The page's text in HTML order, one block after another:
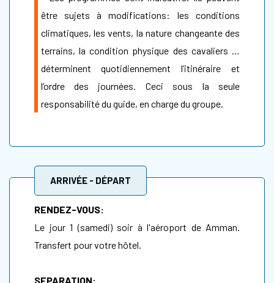
être sujets à modifications: les conditions
climatiques, les vents, la nature changeante des
terrains, la condition physique des cavaliers …
déterminent quotidiennement l’itinéraire et
l’ordre des journées. Ceci sous la seule
responsabilité du guide, en charge du groupe.
ARRIVÉE - DÉPART
RENDEZ-VOUS:
Le jour 1 (samedi) soir à l'aéroport de Amman.
Transfert pour votre hôtel.
SEPARATION: